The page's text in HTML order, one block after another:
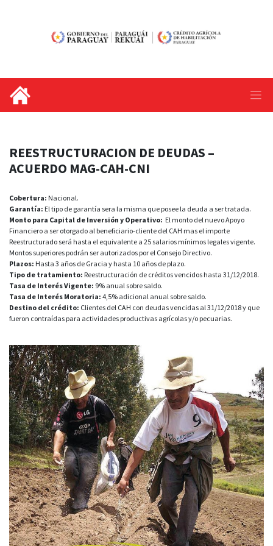
REESTRUCTURACION DE DEUDAS –
ACUERDO MAG-CAH-CNI
Cobertura: Nacional.
Garantía: El tipo de garantía sera la misma que posee la deuda a ser tratada.
Monto para Capital de Inversión y Operativo: El monto del nuevo Apoyo
Financiero a ser otorgado al beneficiario-cliente del CAH mas el importe
Reestructurado será hasta el equivalente a 25 salarios mínimos legales vigente.
Montos superiores podrán ser autorizados por el Consejo Directivo.
Plazos: Hasta 3 años de Gracia y hasta 10 años de plazo.
Tipo de tratamiento: Reestructuración de créditos vencidos hasta 31/12/2018.
Tasa de Interés Vigente: 9% anual sobre saldo.
Tasa de Interés Moratoria: 4,5% adicional anual sobre saldo.
Destino del crédito: Clientes del CAH con deudas vencidas al 31/12/2018 y que
fueron contraídas para actividades productivas agrícolas y/o pecuarias.